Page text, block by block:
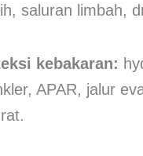
saluran limbah,
kebakaran:
APAR, jalur